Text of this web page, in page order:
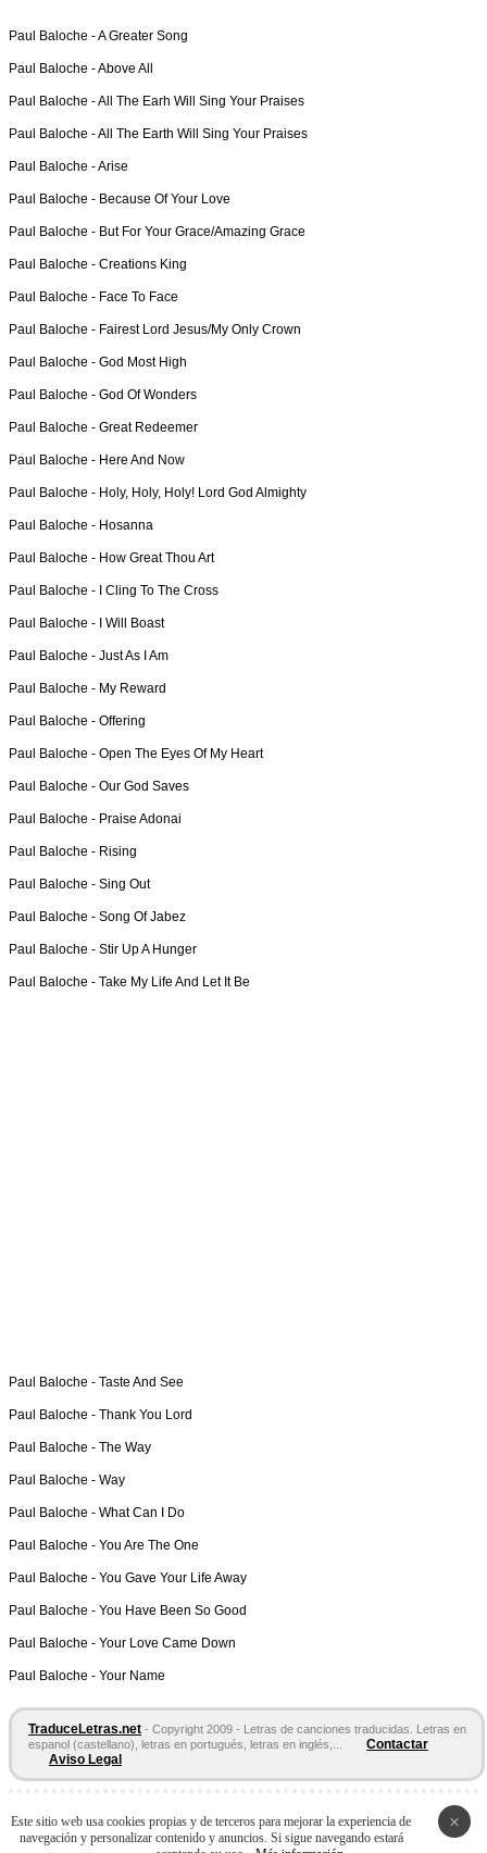
Paul Baloche -A Greater Song
Paul Baloche -Above All
Paul Baloche -All The Earh Will Sing Your Praises
Paul Baloche -All The Earth Will Sing Your Praises
Paul Baloche -Arise
Paul Baloche - Because Of Your Love
Paul Baloche - But For Your Grace/Amazing Grace
Paul Baloche - Creations King
Paul Baloche - Face To Face
Paul Baloche - Fairest Lord Jesus/My Only Crown
Paul Baloche - God Most High
Paul Baloche - God Of Wonders
Paul Baloche - Great Redeemer
Paul Baloche - Here And Now
Paul Baloche - Holy, Holy, Holy! Lord God Almighty
Paul Baloche - Hosanna
Paul Baloche - How Great Thou Art
Paul Baloche - I Cling To The Cross
Paul Baloche - I Will Boast
Paul Baloche - Just As I Am
Paul Baloche - My Reward
Paul Baloche - Offering
Paul Baloche - Open The Eyes Of My Heart
Paul Baloche - Our God Saves
Paul Baloche - Praise Adonai
Paul Baloche - Rising
Paul Baloche - Sing Out
Paul Baloche - Song Of Jabez
Paul Baloche - Stir Up A Hunger
Paul Baloche - Take My Life And Let It Be
Paul Baloche - Taste And See
Paul Baloche - Thank You Lord
Paul Baloche - The Way
Paul Baloche - Way
Paul Baloche - What Can I Do
Paul Baloche - You Are The One
Paul Baloche - You Gave Your Life Away
Paul Baloche - You Have Been So Good
Paul Baloche - Your Love Came Down
Paul Baloche - Your Name
TraduceLetras.net - Copyright 2009 - Letras de canciones traducidas. Letras en
espanol (castellano), letras en portugués, letras en inglés,...
Contactar
Aviso Legal
Acordes y
Tablaturas
×
Este sitio web usa cookies propias y de terceros para mejorar la experiencia de
navegación y personalizar contenido y anuncios. Si sigue navegando estará